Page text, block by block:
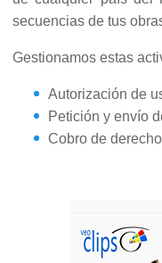
Noticias
Noticias
Publicaciones
Contacto
secuencias de tus
Gestionamos estas
Autorización de
Petición y envío
Cobro de